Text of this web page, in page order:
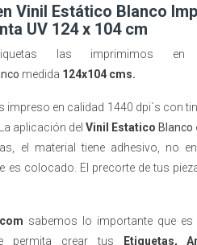
Vinil Estático Blanco
UV 124 x 104 cm
las imprimimos
medida 124x104 cms.
impreso en calidad 1440 dpi´s con
. La aplicación delVinil Estatico Blanco
el material tiene adhesivo, no
es colocado. El precorte de tus
sabemos lo importante que es
permita crear tus
Etiquetas,